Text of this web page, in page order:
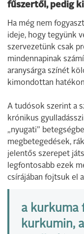
fűszertől, pedig
Ha még nem
ideje, hogy tegyünk
szervezetünk csak
mindennapinak
aranysárga színét
kimondottan
A tudósok szerint a
krónikus
„nyugati”
megbetegedések,
jelentős szerepet
legfontosabb ezek
csírájában fojtsuk el
a kurkuma
kurkumin,